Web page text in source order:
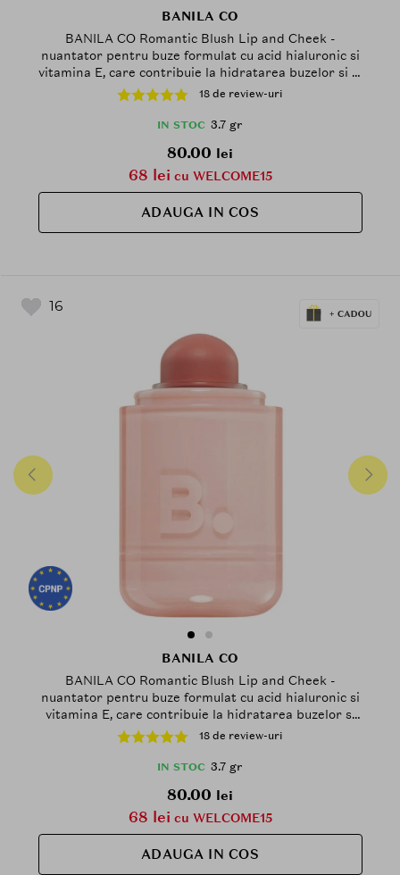
BANILA CO
BANILA CO Romantic Blush Lip and Cheek -
nuantator pentru buze formulat cu acid hialuronic si
vitamina E, care contribuie la hidratarea buzelor si la
mentinerea confortului pe buze si obraji - 3.7 gr - 04
Flora
18 de review-uri
IN STOC 3.7 gr
80.00 lei
68 lei cu WELCOME15
ADAUGA IN COS
16
BANILA CO
BANILA CO Romantic Blush Lip and Cheek -
nuantator pentru buze formulat cu acid hialuronic si
vitamina E, care contribuie la hidratarea buzelor si
obrajilor si la metinerea confortului pe parcursul
zilei - 3.7 gr - 12 Peach Mousse
18 de review-uri
IN STOC 3.7 gr
80.00 lei
68 lei cu WELCOME15
ADAUGA IN COS